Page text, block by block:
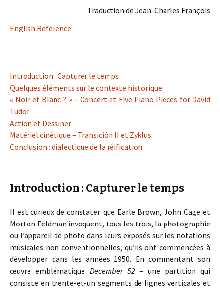
Traduction de Jean-Charles François
English Reference
Introduction : Capturer le temps
Quelques éléments sur le contexte historique
« Noir et Blanc ? » – Concert et Five Piano Pieces for David
Tudor
Action et Dessiner
Matériel cinétique – Transición II et Zyklus
Conclusion : dialectique de la réification
Introduction : Capturer le temps
Il est curieux de constater que Earle Brown, John Cage et
Morton Feldman invoquent, tous les trois, la photographie
ou l’appareil de photo dans leurs exposés sur les notations
musicales non conventionnelles, qu’ils ont commencées à
développer dans les années 1950. En commentant son
œuvre emblématique December 52– une partition qui
consiste en trente-et-un segments de lignes verticales et